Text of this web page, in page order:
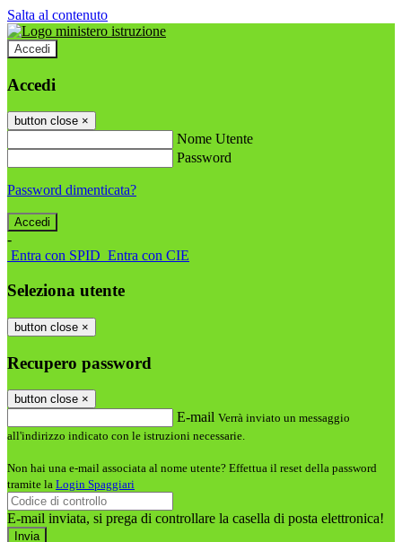
Salta al contenuto
Accedi
Accedi
button close ×
Nome Utente
Password
Password dimenticata?
-
Entra con SPID Entra con CIE
Seleziona utente
button close ×
Recupero password
button close ×
E-mail Verrà inviato un messaggio
all'indirizzo indicato con le istruzioni necessarie.
Non hai una e-mail associata al nome utente? Effettua il reset della password
tramite la Login Spaggiari
E-mail inviata, si prega di controllare la casella di posta elettronica!